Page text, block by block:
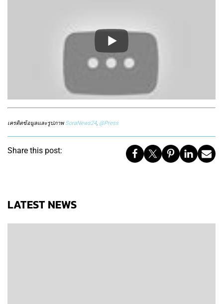
เครดิตข้อมูลและรูปภาพ SoraNews24, @Press
Share this post:
LATEST NEWS